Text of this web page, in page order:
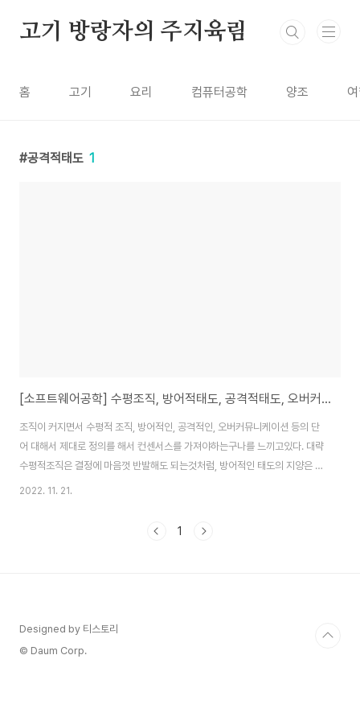
고기 방랑자의 주지육림
홈 고기 요리 컴퓨터공학 양조
공격적태도 1
[소프트웨어공학] 수평조직, 방어적태도, 공격적태도, 오버커뮤니케이션
조직이 커지면서 수평적 조직, 방어적인, 공격적인, 오버커뮤니케이션 등의 단
어 대해서 제대로 정의를 해서 컨센서스를 가져야하는구나를 느끼고있다. 대략
수평적조직은 결정에 마음껏 반발해도 되는것처럼, 방어적인 태도의 지양은 그
냥 받아들이는 척만 하면 되는것처럼, 공격적인 태도의 지양은 비난의 말이나
많이하면 되는것처럼 이해되는것 같이 보인다. 그 반대로 상대를 평가할때도
2022. 11. 21.
1
Designed by 티스토리
© Daum Corp.